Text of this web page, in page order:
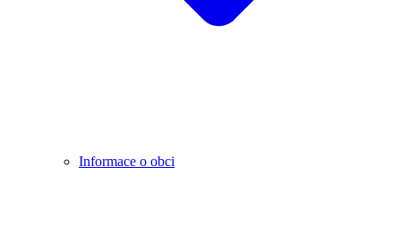
Informace o obci